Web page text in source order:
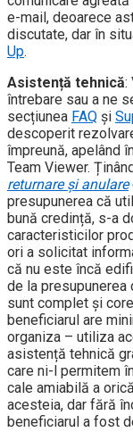
e-mail, deoarece
discutate, dar în
Up.
Asistență tehnică:
întrebare sau a ne
secțiunea FAQ și
descoperit
împreună, apelând
Team Viewer.
returnare și anulare
presupunerea că
bună credință, s-a
caracteristicilor
ori a solicitat
că nu este încă
de la
sunt complet și
beneficiarul are
organiza – utiliza
asistență tehnică
care ni-l permitem
cale amiabilă a
acesteia, dar fără
beneficiarul a fost